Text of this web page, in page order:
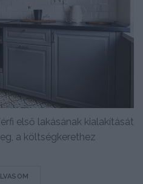
első lakásának kialakítását
a költségkerethez